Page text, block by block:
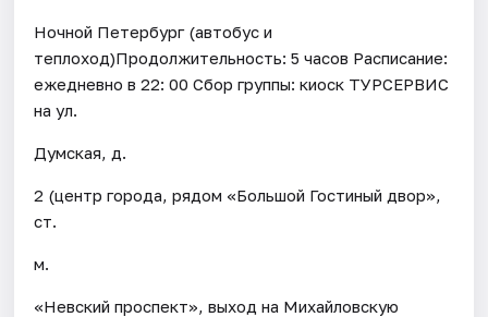
Ночной Петербург (автобус и
теплоход)Продолжительность: 5 часов Расписание:
ежедневно в 22: 00 Сбор группы: киоск ТУРСЕРВИС
на ул.
Думская, д.
2 (центр города, рядом «Большой Гостиный двор»,
ст.
м.
«Невский проспект», выход на Михайловскую